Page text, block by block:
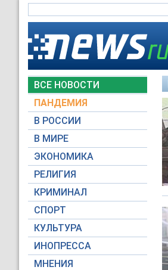
ВСЕ НОВОСТИ
ПАНДЕМИЯ
В РОССИИ
В МИРЕ
ЭКОНОМИКА
РЕЛИГИЯ
КРИМИНАЛ
СПОРТ
КУЛЬТУРА
ИНОПРЕССА
МНЕНИЯ